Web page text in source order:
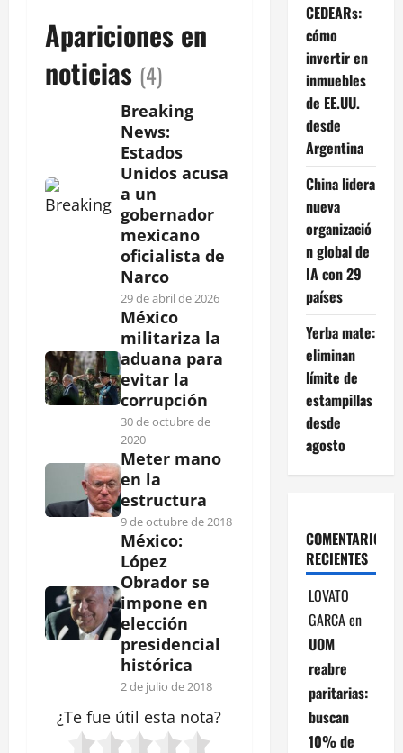
Apariciones en
noticias (4)
Breaking
News:
Estados
Unidos acusa
a un
gobernador
mexicano
oficialista de
Narco
29 de abril de 2026
México
militariza la
aduana para
evitar la
corrupción
30 de octubre de
2020
Meter mano
en la
estructura
9 de octubre de 2018
México:
López
Obrador se
impone en
elección
presidencial
histórica
2 de julio de 2018
¿Te fue útil esta nota?
CEDEARs:
cómo
invertir en
inmuebles
de EE.UU.
desde
Argentina
China lidera
nueva
organizació
n global de
IA con 29
países
Yerba mate:
eliminan
límite de
estampillas
desde
agosto
COMENTARIOS
RECIENTES
LOVATO
GARCAen
UOM
reabre
paritarias:
buscan
10% de